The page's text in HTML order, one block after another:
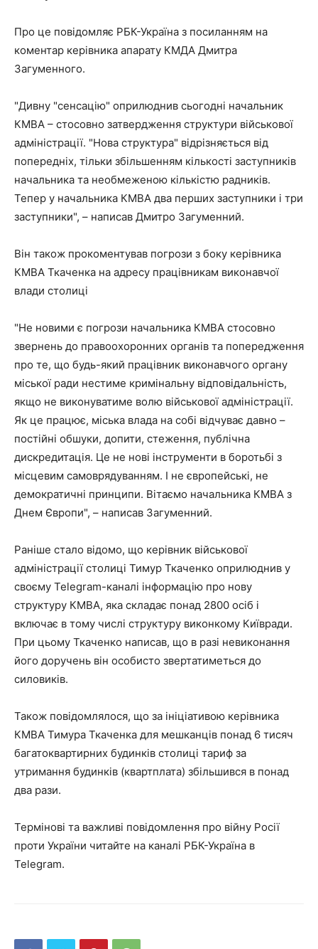
Про це повідомляє РБК-Україна з посиланням на
коментар керівника апарату КМДА Дмитра
Загуменного.
"Дивну "сенсацію" оприлюднив сьогодні начальник
КМВА – стосовно затвердження структури військової
адміністрації. "Нова структура" відрізняється від
попередніх, тільки збільшенням кількості заступників
начальника та необмеженою кількістю радників.
Тепер у начальника КМВА два перших заступники і три
заступники", – написав Дмитро Загуменний.
Він також прокоментував погрози з боку керівника
КМВА Ткаченка на адресу працівникам виконавчої
влади столиці
"Не новими є погрози начальника КМВА стосовно
звернень до правоохоронних органів та попередження
про те, що будь-який працівник виконавчого органу
міської ради нестиме кримінальну відповідальність,
якщо не виконуватиме волю військової адміністрації.
Як це працює, міська влада на собі відчуває давно –
постійні обшуки, допити, стеження, публічна
дискредитація. Це не нові інструменти в боротьбі з
місцевим самоврядуванням. І не європейські, не
демократичні принципи. Вітаємо начальника КМВА з
Днем Європи", – написав Загуменний.
Раніше стало відомо, що керівник військової
адміністрації столиці Тимур Ткаченко оприлюднив у
своєму Telegram-каналі інформацію про нову
структуру КМВА, яка складає понад 2800 осіб і
включає в тому числі структуру виконкому Київради.
При цьому Ткаченко написав, що в разі невиконання
його доручень він особисто звертатиметься до
силовиків.
Також повідомлялося, що за ініціативою керівника
КМВА Тимура Ткаченка для мешканців понад 6 тисяч
багатоквартирних будинків столиці тариф за
утримання будинків (квартплата) збільшився в понад
два рази.
Термінові та важливі повідомлення про війну Росії
проти України читайте на каналі РБК-Україна в
Telegram.